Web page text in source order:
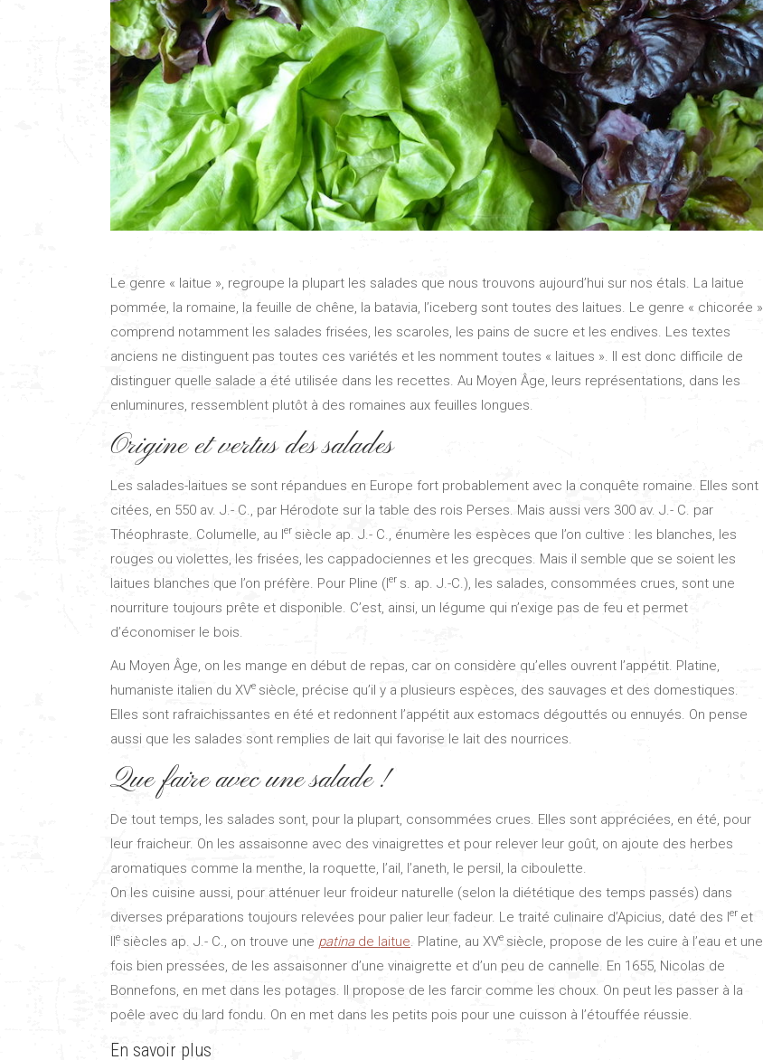
Le genre « laitue », regroupe la plupart les salades que nous trouvons aujourd’hui sur nos étals. La laitue
pommée, la romaine, la feuille de chêne, la batavia, l’iceberg sont toutes des laitues. Le genre « chicorée »
comprend notamment les salades frisées, les scaroles, les pains de sucre et les endives. Les textes
anciens ne distinguent pas toutes ces variétés et les nomment toutes « laitues ». Il est donc difficile de
distinguer quelle salade a été utilisée dans les recettes. Au Moyen Âge, leurs représentations, dans les
enluminures, ressemblent plutôt à des romaines aux feuilles longues.
Origine et vertus des salades
Les salades-laitues se sont répandues en Europe fort probablement avec la conquête romaine. Elles sont
citées, en 550 av. J.- C., par Hérodote sur la table des rois Perses. Mais aussi vers 300 av. J.- C. par
Théophraste. Columelle, au Ier siècle ap. J.- C., énumère les espèces que l’on cultive : les blanches, les
rouges ou violettes, les frisées, les cappadociennes et les grecques. Mais il semble que se soient les
laitues blanches que l’on préfère. Pour Pline (Ier s. ap. J.-C.), les salades, consommées crues, sont une
nourriture toujours prête et disponible. C’est, ainsi, un légume qui n’exige pas de feu et permet
d’économiser le bois.
Au Moyen Âge, on les mange en début de repas, car on considère qu’elles ouvrent l’appétit. Platine,
humaniste italien du XVe siècle, précise qu’il y a plusieurs espèces, des sauvages et des domestiques.
Elles sont rafraichissantes en été et redonnent l’appétit aux estomacs dégouttés ou ennuyés. On pense
aussi que les salades sont remplies de lait qui favorise le lait des nourrices.
Que faire avec une salade !
De tout temps, les salades sont, pour la plupart, consommées crues. Elles sont appréciées, en été, pour
leur fraicheur. On les assaisonne avec des vinaigrettes et pour relever leur goût, on ajoute des herbes
aromatiques comme la menthe, la roquette, l’ail, l’aneth, le persil, la ciboulette.
On les cuisine aussi, pour atténuer leur froideur naturelle (selon la diététique des temps passés) dans
diverses préparations toujours relevées pour palier leur fadeur. Le traité culinaire d’Apicius, daté des Ier et
IIe siècles ap. J.- C., on trouve une patinade laitue . Platine, au XVe siècle, propose de les cuire à l’eau et une
fois bien pressées, de les assaisonner d’une vinaigrette et d’un peu de cannelle. En 1655, Nicolas de
Bonnefons, en met dans les potages. Il propose de les farcir comme les choux. On peut les passer à la
poêle avec du lard fondu. On en met dans les petits pois pour une cuisson à l’étouffée réussie.
En savoir plus